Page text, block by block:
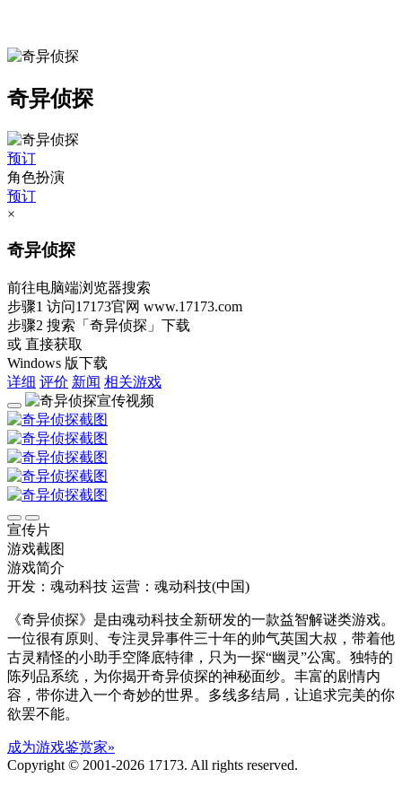
奇异侦探
预订
角色扮演
预订
×
奇异侦探
前往电脑端浏览器搜索
步骤1 访问17173官网 www.17173.com
步骤2 搜索 「奇异侦探」 下载
或 直接获取
Windows 版下载
详细 评价 新闻 相关游戏
宣传片
游戏截图
游戏简介
开发：魂动科技 运营：魂动科技(中国)
《奇异侦探》是由魂动科技全新研发的一款益智解谜类游戏。
一位很有原则、专注灵异事件三十年的帅气英国大叔，带着他
古灵精怪的小助手空降底特律，只为一探“幽灵”公寓。独特的
陈列品系统，为你揭开奇异侦探的神秘面纱。丰富的剧情内
容，带你进入一个奇妙的世界。多线多结局，让追求完美的你
欲罢不能。
成为游戏鉴赏家»
Copyright © 2001-2026 17173. All rights reserved.